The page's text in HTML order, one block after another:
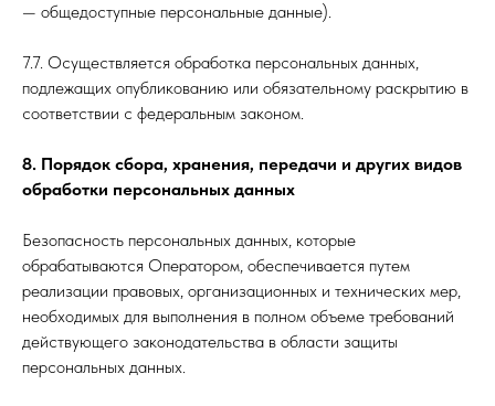
— общедоступные персональные данные).
7.7. Осуществляется обработка персональных данных,
подлежащих опубликованию или обязательному раскрытию в
соответствии с федеральным законом.
8. Порядок сбора, хранения, передачи и других видов
обработки персональных данных
Безопасность персональных данных, которые
обрабатываются Оператором, обеспечивается путем
реализации правовых, организационных и технических мер,
необходимых для выполнения в полном объеме требований
действующего законодательства в области защиты
персональных данных.